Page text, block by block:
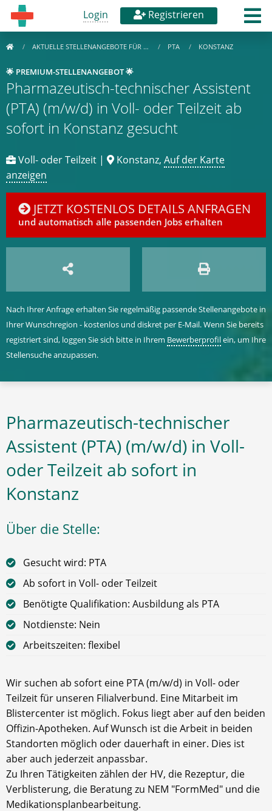
Login Registrieren
AKTUELLE STELLENANGEBOTE FÜR … PTA KONSTANZ
🌟 PREMIUM-STELLENANGEBOT 🌟
Pharmazeutisch-technischer Assistent
(PTA) (m/w/d) in Voll- oder Teilzeit ab
sofort in Konstanz gesucht
Voll- oder Teilzeit | Konstanz, Auf der Karte
anzeigen
JETZT KOSTENLOS DETAILS ANFRAGEN
und automatisch alle passenden Jobs erhalten
Nach Ihrer Anfrage erhalten Sie regelmäßig passende Stellenangebote in
Ihrer Wunschregion - kostenlos und diskret per E-Mail. Wenn Sie bereits
registriert sind, loggen Sie sich bitte in Ihrem Bewerberprofilein, um Ihre
Stellensuche anzupassen.
Pharmazeutisch-technischer
Assistent (PTA) (m/w/d) in Voll-
oder Teilzeit ab sofort in
Konstanz
Über die Stelle:
Gesucht wird: PTA
Ab sofort in Voll- oder Teilzeit
Benötigte Qualifikation: Ausbildung als PTA
Notdienste: Nein
Arbeitszeiten: flexibel
Wir suchen ab sofort eine PTA (m/w/d) in Voll- oder
Teilzeit für unseren Filialverbund. Eine Mitarbeit im
Blistercenter ist möglich. Fokus liegt aber auf den beiden
Offizin-Apotheken. Auf Wunsch ist die Arbeit in beiden
Standorten möglich oder dauerhaft in einer. Dies ist
aber auch jederzeit anpassbar.
Zu Ihren Tätigkeiten zählen der HV, die Rezeptur, die
Verblisterung, die Beratung zu NEM "FormMed" und die
Medikationsplanbearbeitung.